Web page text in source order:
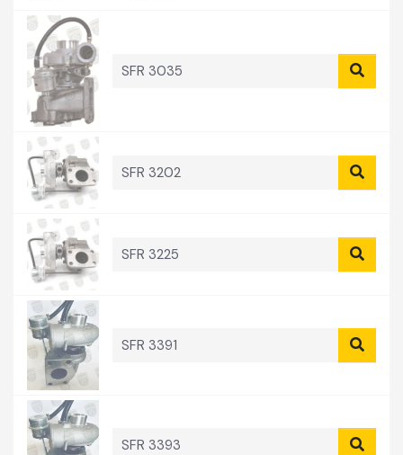
SFR 3035
SFR 3202
SFR 3225
SFR 3391
SFR 3393